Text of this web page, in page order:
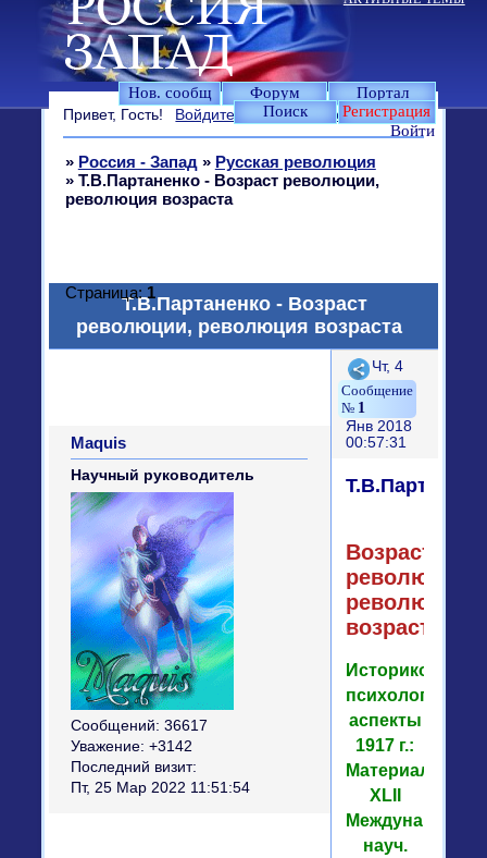
Нов. сообщ Форум
Портал
Поиск
Регистрация
Войти
Привет, Гость! Войдите илизарегистрируйтесь.
» Россия - Запад » Русская революция
» Т.В.Партаненко - Возраст революции,
революция возраста
Т.В.Партаненко - Возраст
революции, революция возраста
Страница: 1
Поделиться
1
Чт, 4
Янв 2018
00:57:31
Maquis
Научный руководитель
Сообщений: 36617
Уважение: +3142
Последний визит:
Пт, 25 Мар 2022 11:51:54
Возраст
революции,
революция
возраста
Историко-
аспекты
1917 г.:
Материалы
XLII
Междунар.
науч.